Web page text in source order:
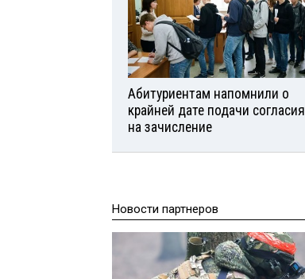
Абитуриентам напомнили о
крайней дате подачи согласия
на зачисление
Новости партнеров